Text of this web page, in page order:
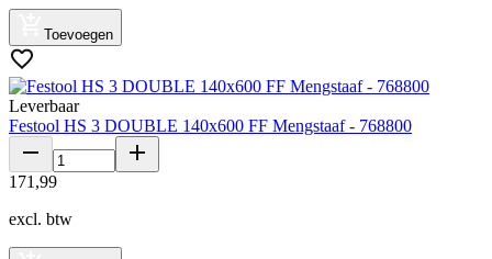
Toevoegen
Leverbaar
Festool HS 3 DOUBLE 140x600 FF Mengstaaf - 768800
171 ,99
excl. btw